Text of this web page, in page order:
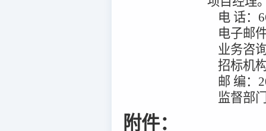
电 话：
电子邮
业务咨
招标机
邮 编：
监督部
附件：